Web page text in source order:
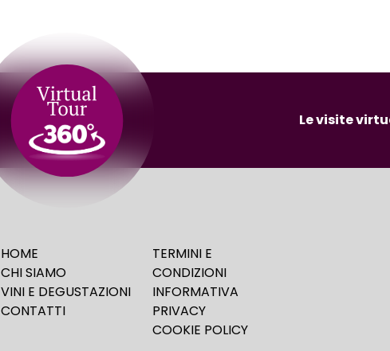
Le visite
HOME
CHI SIAMO
VINI E DEGUSTAZIONI
CONTATTI
TERMINI E
CONDIZIONI
INFORMATIVA
PRIVACY
COOKIE POLICY